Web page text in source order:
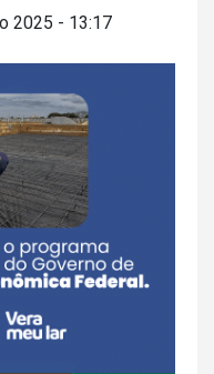
2025 - 13:17